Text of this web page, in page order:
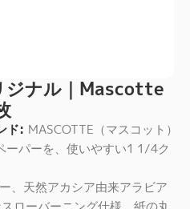
ナル｜Mascotte
ド: MASCOTTE（マスコット）
パーを、使いやすい1 1/4ク
、天然アカシア由来アラビア